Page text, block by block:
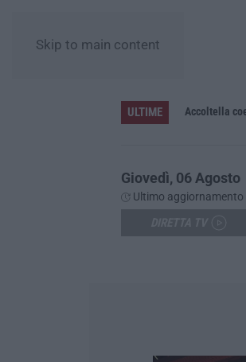
Skip to main content
ULTIME Accoltella
Giovedì, 06 Agosto
Ultimo aggiornamento